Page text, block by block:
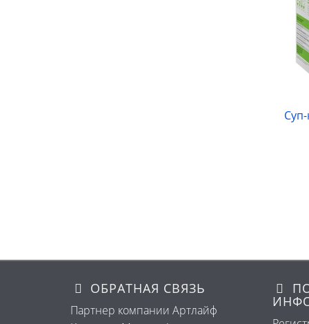
ОБРАТНАЯ СВЯЗЬ
Партнер компании Артлайф